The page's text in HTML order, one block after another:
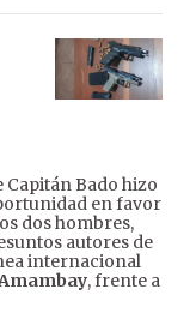
Capitán Bado hizo
en favor
dos hombres,
autores de
internacional
, frente a